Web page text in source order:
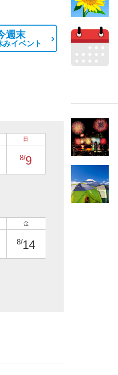
週末
みイベント
日
8/9
金
8/14